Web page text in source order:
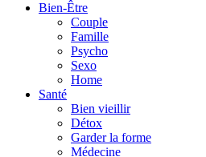
Bien-Être
Couple
Famille
Psycho
Sexo
Home
Santé
Bien vieillir
Détox
Garder la forme
Médecine